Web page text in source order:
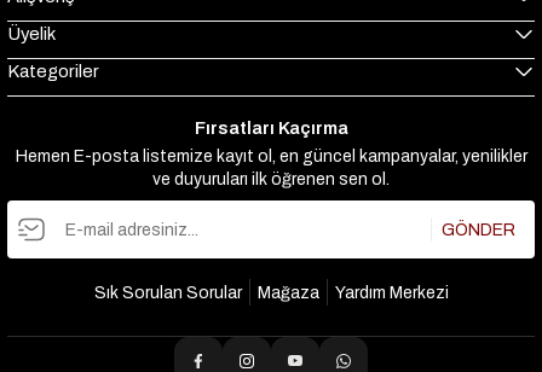
Üyelik
Kategoriler
Fırsatları Kaçırma
Hemen E-posta listemize kayıt ol, en güncel kampanyalar, yenilikler
ve duyuruları ilk öğrenen sen ol.
GÖNDER
Sık Sorulan Sorular Mağaza Yardım Merkezi